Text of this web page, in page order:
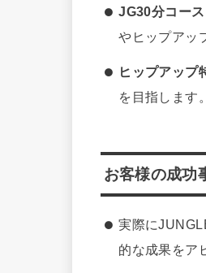
JG30分コー
やヒップアッ
ヒップアップ
を目指します
お客様の成功
実際に
的な成果をア